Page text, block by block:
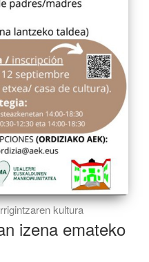
kultura
izena emateko